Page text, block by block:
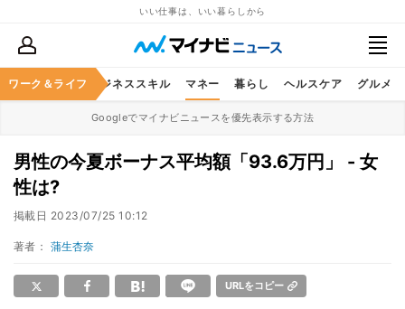
いい仕事は、いい暮らしから
ワーク＆ライフ
キャリア ビジネススキル マネー 暮らし ヘルスケア グルメ
Googleでマイナビニュースを優先表示する方法
男性の今夏ボーナス平均額「93.6万円」 - 女
性は?
掲載日 2023/07/25 10:12
著者： 蒲生杏奈
URLをコピー